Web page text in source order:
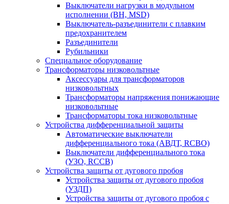
Выключатели нагрузки в модульном
исполнении (ВН, MSD)
Выключатель-разъединители с плавким
предохранителем
Разъединители
Рубильники
Специальное оборудование
Трансформаторы низковольтные
Аксессуары для трансформаторов
низковольтных
Трансформаторы напряжения понижающие
низковольтные
Трансформаторы тока низковольтные
Устройства дифференциальной защиты
Автоматические выключатели
дифференциального тока (АВДТ, RCBO)
Выключатели дифференциального тока
(УЗО, RCCB)
Устройства защиты от дугового пробоя
Устройства защиты от дугового пробоя
(УЗДП)
Устройства защиты от дугового пробоя с